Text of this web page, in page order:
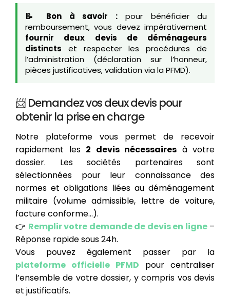
📝 Bon à savoir :pour bénéficier du
remboursement, vous devez impérativement
fournir deux devis de déménageurs
distincts et respecter les procédures de
l’administration (déclaration sur l’honneur,
pièces justificatives, validation via la PFMD).
📨 Demandez vos deux devis pour
obtenir la prise en charge
Notre plateforme vous permet de recevoir
rapidement les 2 devis nécessaires à votre
dossier. Les sociétés partenaires sont
sélectionnées pour leur connaissance des
normes et obligations liées au déménagement
militaire (volume admissible, lettre de voiture,
facture conforme...).
👉 Remplir votre demande de devis en ligne–
Réponse rapide sous 24h.
Vous pouvez également passer par la
plateforme officielle PFMD pour centraliser
l’ensemble de votre dossier, y compris vos devis
et justificatifs.